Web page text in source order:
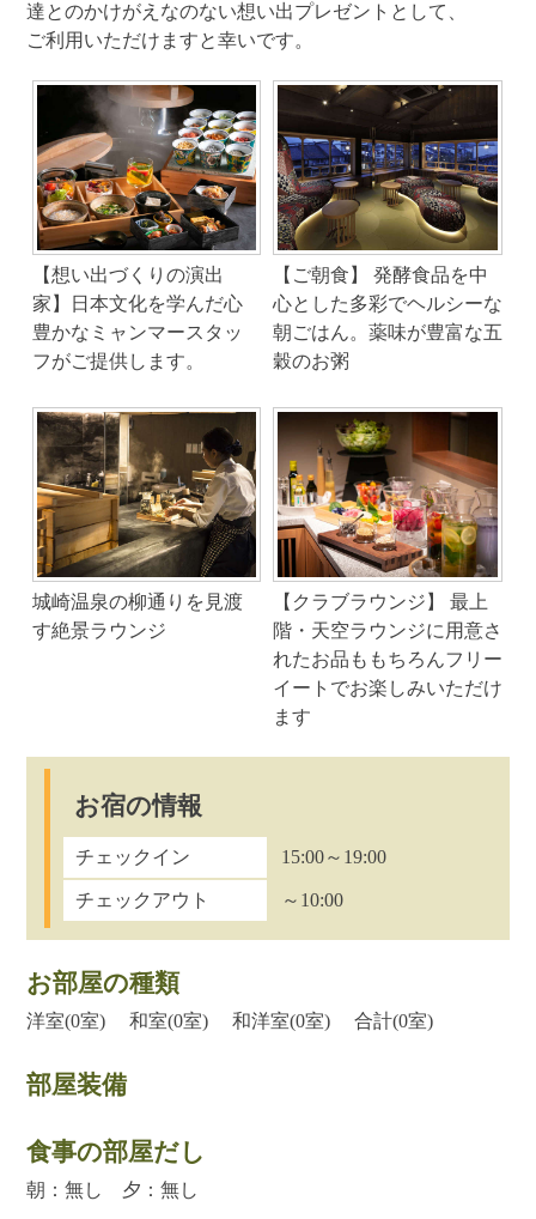
達とのかけがえなのない想い出プレゼントとして、
ご利用いただけますと幸いです。
【想い出づくりの演出
家】日本文化を学んだ心
豊かなミャンマースタッ
フがご提供します。
【ご朝食】 発酵食品を中
心とした多彩でヘルシーな
朝ごはん。薬味が豊富な五
穀のお粥
城崎温泉の柳通りを見渡
す絶景ラウンジ
【クラブラウンジ】 最上
階・天空ラウンジに用意さ
れたお品ももちろんフリー
イートでお楽しみいただけ
ます
お宿の情報
チェックイン 15:00～19:00
チェックアウト ～10:00
お部屋の種類
洋室(0室) 和室(0室) 和洋室(0室) 合計(0室)
部屋装備
食事の部屋だし
朝：無し 夕：無し